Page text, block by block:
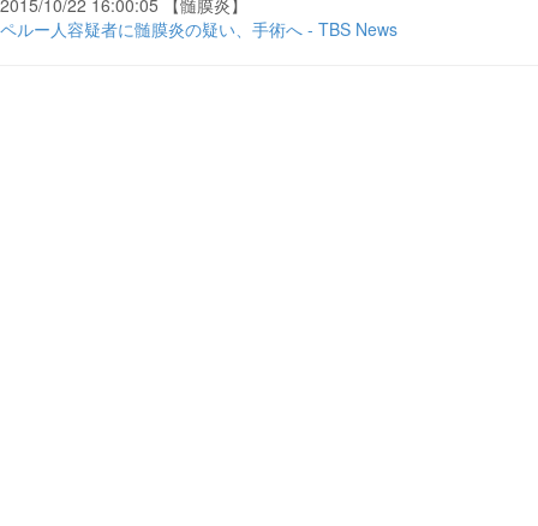
2015/10/22 16:00:05 【髄膜炎】
ペルー人容疑者に髄膜炎の疑い、手術へ - TBS News